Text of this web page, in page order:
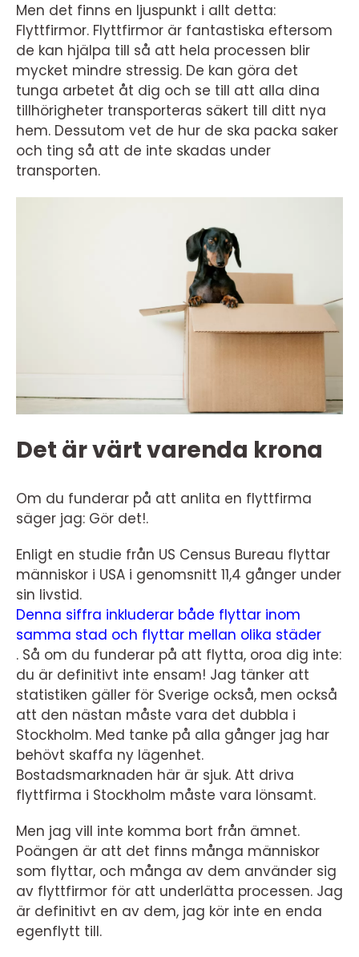
Men det finns en ljuspunkt i allt detta:
Flyttfirmor. Flyttfirmor är fantastiska eftersom
de kan hjälpa till så att hela processen blir
mycket mindre stressig. De kan göra det
tunga arbetet åt dig och se till att alla dina
tillhörigheter transporteras säkert till ditt nya
hem. Dessutom vet de hur de ska packa saker
och ting så att de inte skadas under
transporten.
Det är värt varenda krona
Om du funderar på att anlita en flyttfirma
säger jag: Gör det!.
Enligt en studie från US Census Bureau flyttar
människor i USA i genomsnitt 11,4 gånger under
sin livstid.
Denna siffra inkluderar både flyttar inom
samma stad och flyttar mellan olika städer
. Så om du funderar på att flytta, oroa dig inte:
du är definitivt inte ensam! Jag tänker att
statistiken gäller för Sverige också, men också
att den nästan måste vara det dubbla i
Stockholm. Med tanke på alla gånger jag har
behövt skaffa ny lägenhet.
Bostadsmarknaden här är sjuk. Att driva
flyttfirma i Stockholm måste vara lönsamt.
Men jag vill inte komma bort från ämnet.
Poängen är att det finns många människor
som flyttar, och många av dem använder sig
av flyttfirmor för att underlätta processen. Jag
är definitivt en av dem, jag kör inte en enda
egenflytt till.